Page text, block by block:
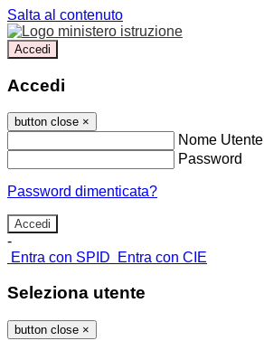
Salta al contenuto
Accedi
Accedi
button close ×
Nome Utente
Password
Password dimenticata?
-
Entra con SPID
Entra con CIE
Seleziona utente
button close ×